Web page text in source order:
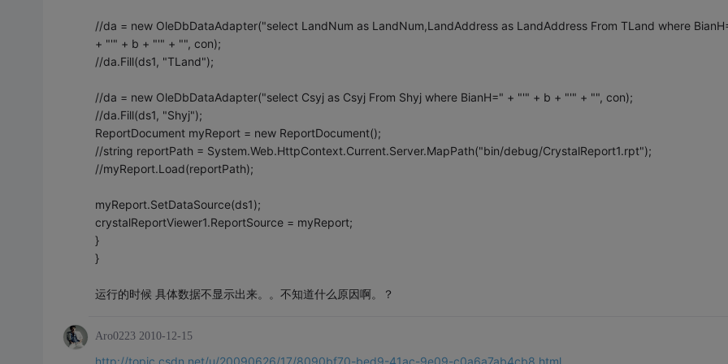
//da = new OleDbDataAdapter("select LandNum as LandNum,LandAddress as LandAddress From TLand where
+ "'" + b + "'" + "", con);
//da.Fill(ds1, "TLand");
//da = new OleDbDataAdapter("select Csyj as Csyj From Shyj where BianH=" + "'" + b + "'" + "", con);
//da.Fill(ds1, "Shyj");
ReportDocument myReport = new ReportDocument();
//string reportPath = System.Web.HttpContext.Current.Server.MapPath("bin/debug/CrystalReport1.rpt");
//myReport.Load(reportPath);
myReport.SetDataSource(ds1);
crystalReportViewer1.ReportSource = myReport;
}
}
运行的时候 具体数据不显示出来。。不知道什么原因啊。？
Aro0223 2010-12-15
http://topic.csdn.net/u/20090626/17/8090bf70-bed9-41ac-9e09-c0a6a7ab4cb8.html